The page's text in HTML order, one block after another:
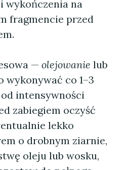
wykończenia na
fragmencie przed
— olejowanie lub
wykonywać co 1–3
intensywności
zabiegiem oczyść
lekko
o drobnym ziarnie,
oleju lub wosku,